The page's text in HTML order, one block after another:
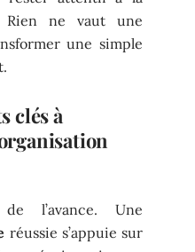
Rien ne vaut une
une simple
clés à
l’avance. Une
réussie s’appuie sur